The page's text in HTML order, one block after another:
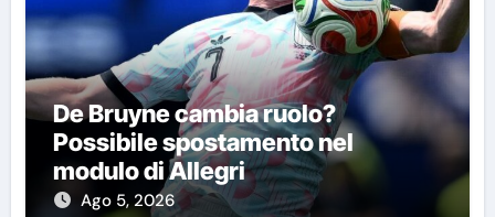
De Bruyne cambia ruolo?
Possibile spostamento nel
modulo di Allegri
Ago 5, 2026